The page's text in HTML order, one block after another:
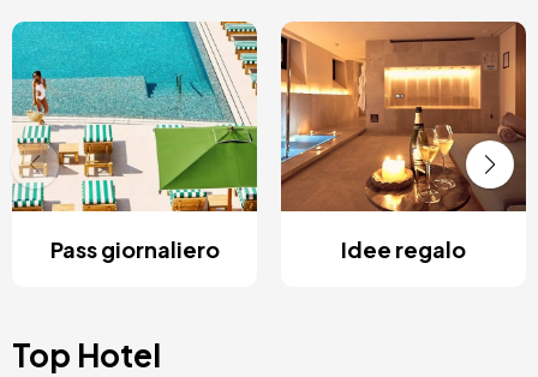
Pass giornaliero Idee regalo
Top Hotel